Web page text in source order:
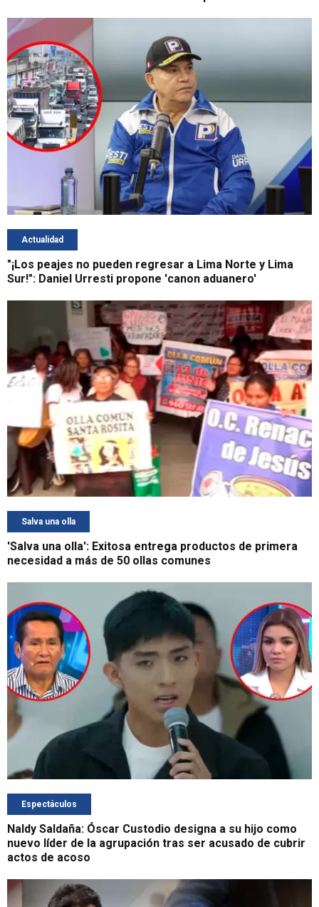
Actualidad
"¡Los peajes no pueden regresar a Lima Norte y Lima
Sur!": Daniel Urresti propone 'canon aduanero'
Salva una olla
'Salva una olla': Exitosa entrega productos de primera
necesidad a más de 50 ollas comunes
Espectáculos
Naldy Saldaña: Óscar Custodio designa a su hijo como
nuevo líder de la agrupación tras ser acusado de cubrir
actos de acoso